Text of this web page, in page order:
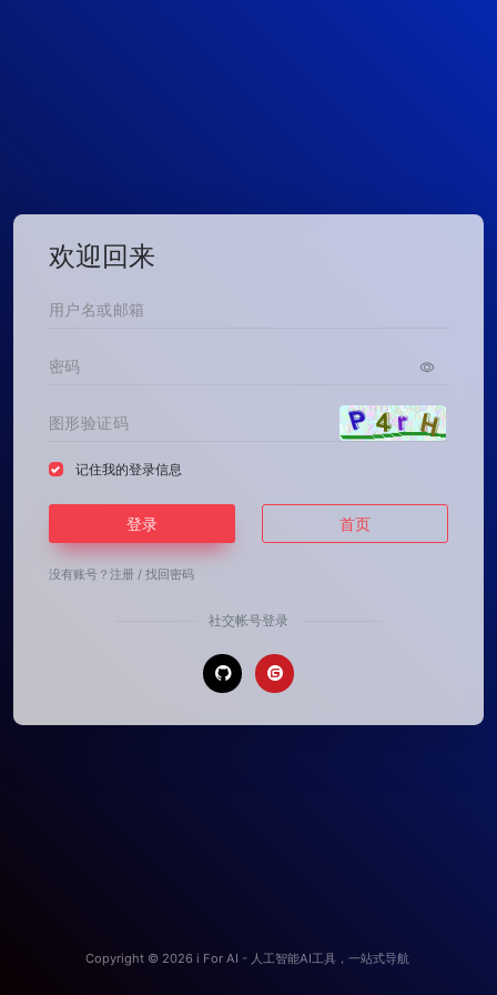
欢迎回来
记住我的登录信息
登录 首页
没有账号？ 注册 / 找回密码
社交帐号登录
Copyright © 2026 i For AI - 人工智能AI工具，一站式导航